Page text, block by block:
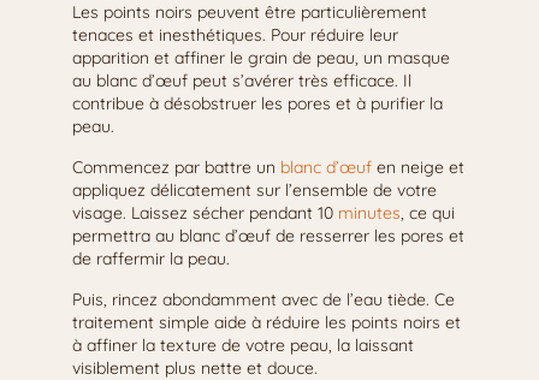
Les points noirs peuvent être particulièrement
tenaces et inesthétiques. Pour réduire leur
apparition et affiner le grain de peau, un masque
au blanc d’œuf peut s’avérer très efficace. Il
contribue à désobstruer les pores et à purifier la
peau.
Commencez par battre un blanc d’œuf en neige et
appliquez délicatement sur l’ensemble de votre
visage. Laissez sécher pendant 10 minutes, ce qui
permettra au blanc d’œuf de resserrer les pores et
de raffermir la peau.
Puis, rincez abondamment avec de l’eau tiède. Ce
traitement simple aide à réduire les points noirs et
à affiner la texture de votre peau, la laissant
visiblement plus nette et douce.